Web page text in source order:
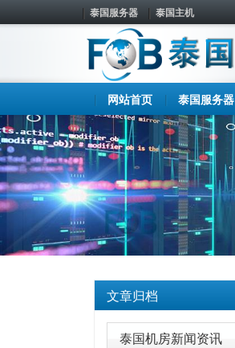
泰国服务器 泰国主机
网站首页 泰国服务器
文章归档
泰国机房新闻资讯